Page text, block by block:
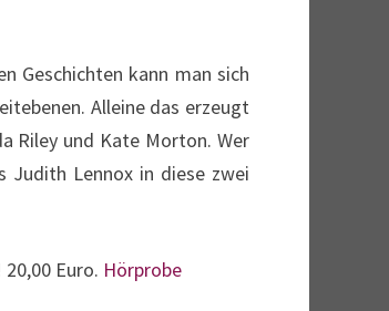
Geschichten kann man sich
Alleine das erzeugt
Riley und Kate Morton. Wer
Judith Lennox in diese zwei
Euro. Hörprobe